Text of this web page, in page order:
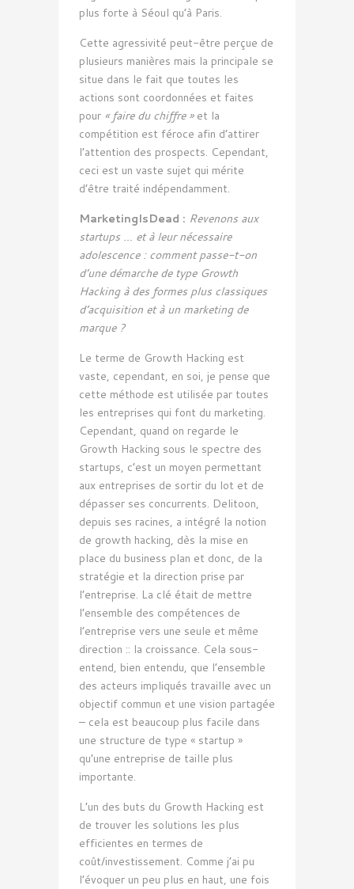
plus forte à Séoul qu’à Paris.
Cette agressivité peut-être perçue de
plusieurs manières mais la principale se
situe dans le fait que toutes les
actions sont coordonnées et faites
pour « faire du chiffre »et la
compétition est féroce afin d’attirer
l’attention des prospects. Cependant,
ceci est un vaste sujet qui mérite
d’être traité indépendamment.
MarketingIsDead : Revenons aux
startups … et à leur nécessaire
adolescence : comment passe-t-on
d’une démarche de type Growth
Hacking à des formes plus classiques
d’acquisition et à un marketing de
marque ?
Le terme de Growth Hacking est
vaste, cependant, en soi, je pense que
cette méthode est utilisée par toutes
les entreprises qui font du marketing.
Cependant, quand on regarde le
Growth Hacking sous le spectre des
startups, c’est un moyen permettant
aux entreprises de sortir du lot et de
dépasser ses concurrents. Delitoon,
depuis ses racines, a intégré la notion
de growth hacking, dès la mise en
place du business plan et donc, de la
stratégie et la direction prise par
l’entreprise. La clé était de mettre
l’ensemble des compétences de
l’entreprise vers une seule et même
direction :: la croissance. Cela sous-
entend, bien entendu, que l’ensemble
des acteurs impliqués travaille avec un
objectif commun et une vision partagée
– cela est beaucoup plus facile dans
une structure de type « startup »
qu’une entreprise de taille plus
importante.
L’un des buts du Growth Hacking est
de trouver les solutions les plus
efficientes en termes de
coût/investissement. Comme j’ai pu
l’évoquer un peu plus en haut, une fois